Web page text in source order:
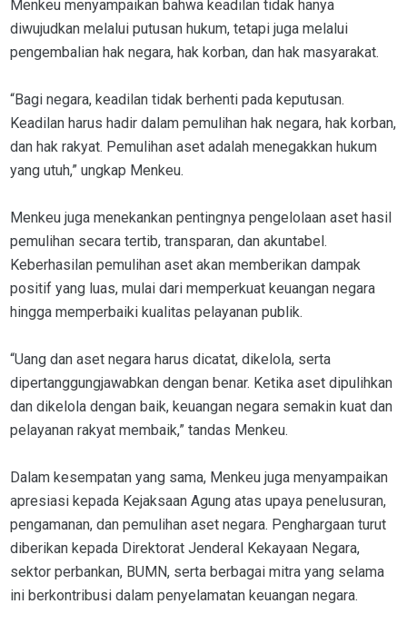
Menkeu menyampaikan bahwa keadilan tidak hanya
diwujudkan melalui putusan hukum, tetapi juga melalui
pengembalian hak negara, hak korban, dan hak masyarakat.
“Bagi negara, keadilan tidak berhenti pada keputusan.
Keadilan harus hadir dalam pemulihan hak negara, hak korban,
dan hak rakyat. Pemulihan aset adalah menegakkan hukum
yang utuh,” ungkap Menkeu.
Menkeu juga menekankan pentingnya pengelolaan aset hasil
pemulihan secara tertib, transparan, dan akuntabel.
Keberhasilan pemulihan aset akan memberikan dampak
positif yang luas, mulai dari memperkuat keuangan negara
hingga memperbaiki kualitas pelayanan publik.
“Uang dan aset negara harus dicatat, dikelola, serta
dipertanggungjawabkan dengan benar. Ketika aset dipulihkan
dan dikelola dengan baik, keuangan negara semakin kuat dan
pelayanan rakyat membaik,” tandas Menkeu.
Dalam kesempatan yang sama, Menkeu juga menyampaikan
apresiasi kepada Kejaksaan Agung atas upaya penelusuran,
pengamanan, dan pemulihan aset negara. Penghargaan turut
diberikan kepada Direktorat Jenderal Kekayaan Negara,
sektor perbankan, BUMN, serta berbagai mitra yang selama
ini berkontribusi dalam penyelamatan keuangan negara.